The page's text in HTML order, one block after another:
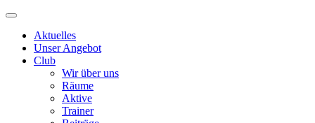
Aktuelles
Unser Angebot
Club
Wir über uns
Räume
Aktive
Trainer